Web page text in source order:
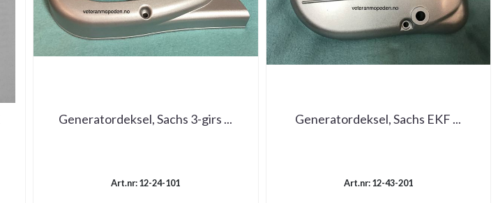
Generatordeksel, Sachs 3-girs ...
Art.nr: 12-24-101
Generatordeksel, Sachs EKF ...
Art.nr: 12-43-201